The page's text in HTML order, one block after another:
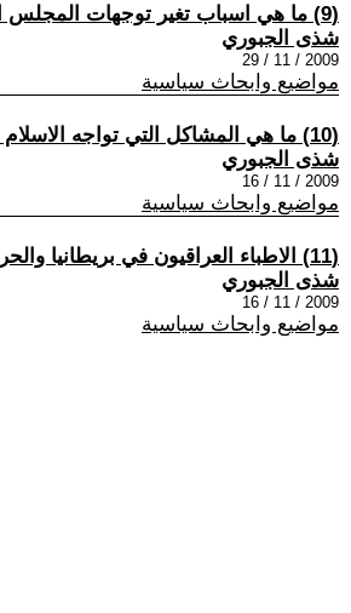
(9) ما هي اسباب تغير توجهات المجلس الاعلى الاسلامي العراقي تحت زعامة عمار الحكيم
شذى الجبوري
2009 / 11 / 29
مواضيع وابحاث سياسية
(10) ما هي المشاكل التي تواجه الاسلام السياسي في العراق واين تتجه الساحة السياسية العراقية
شذى الجبوري
2009 / 11 / 16
مواضيع وابحاث سياسية
(11) الاطباء العراقيون في بريطانيا والحرب على الارهاب
شذى الجبوري
2009 / 11 / 16
مواضيع وابحاث سياسية